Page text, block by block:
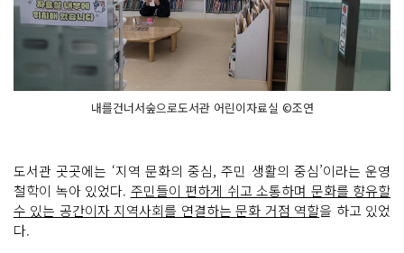
내를건너서숲으로도서관 어린이자료실 ©조연
도서관 곳곳에는 ‘지역 문화의 중심, 주민 생활의 중심’이라는 운영
철학이 녹아 있었다. 주민들이 편하게 쉬고 소통하며 문화를 향유할
수 있는 공간이자 지역사회를 연결하는 문화 거점 역할을 하고 있었
다.